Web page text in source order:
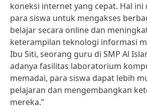
koneksi internet yang cepat. Hal
para siswa untuk mengakses
belajar secara online dan
keterampilan teknologi informasi
Ibu Siti, seorang guru di SMP Al
adanya fasilitas laboratorium
memadai, para siswa dapat lebih
pelajaran dan mengembangkan
mereka.”